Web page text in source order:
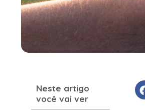
Neste artigo
você vai ver